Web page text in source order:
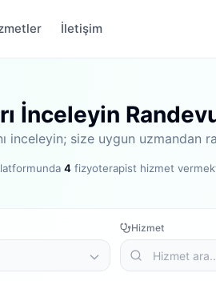
İletişim
İnceleyin
size uygun uzmandan
4 fizyoterapist hizmet
Hizmet